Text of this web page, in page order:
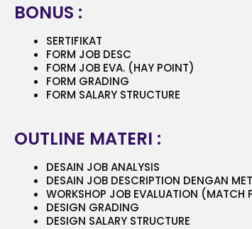
BONUS :
SERTIFIKAT
FORM JOB DESC
FORM JOB EVA. (HAY POINT)
FORM GRADING
FORM SALARY STRUCTURE
OUTLINE MATERI :
DESAIN JOB ANALYSIS
DESAIN JOB DESCRIPTION DENGAN
WORKSHOP JOB EVALUATION (MATCH
DESIGN GRADING
DESIGN SALARY STRUCTURE